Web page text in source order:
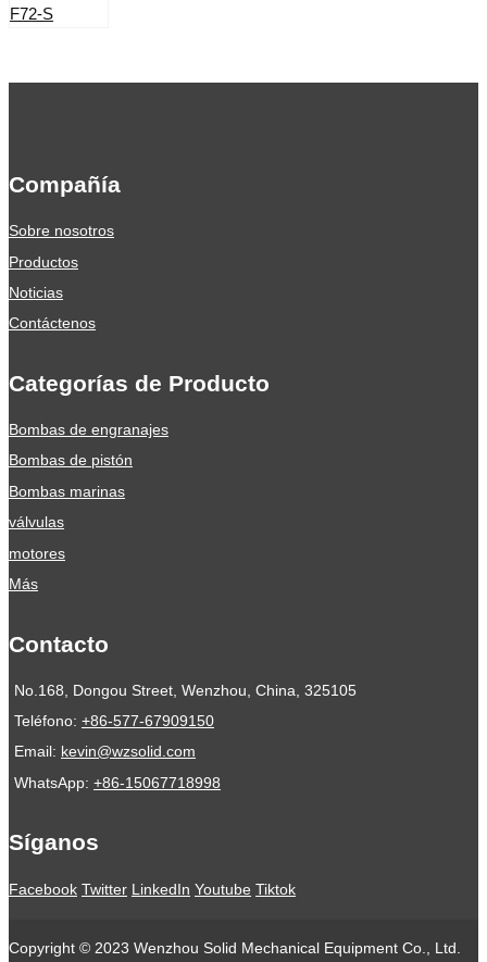
Compañía
Sobre nosotros
Productos
Noticias
Contáctenos
Categorías de Producto
Bombas de engranajes
Bombas de pistón
Bombas marinas
válvulas
motores
Más
Contacto
No.168, Dongou Street, Wenzhou, China, 325105
Teléfono: +86-577-67909150
Email: kevin@wzsolid.com
WhatsApp: +86-15067718998
Síganos
Facebook Twitter LinkedIn Youtube Tiktok
Copyright © 2023 Wenzhou Solid Mechanical Equipment Co., Ltd.